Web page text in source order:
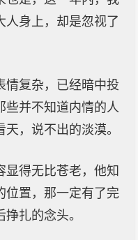
人身上，却是忽视了
情复杂，已经暗中投
些并不知道内情的人
，说不出的淡漠。
显得无比苍老，他知
位置，那一定有了完
扎的念头。